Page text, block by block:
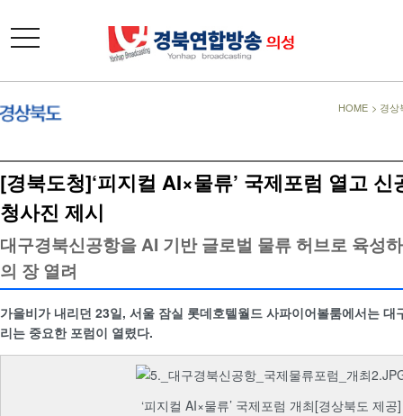
toggle
navigation
HOME > 경상
[경북도청]‘피지컬 AI×물류’ 국제포럼 열고
청사진 제시
대구경북신공항을 AI 기반 글로벌 물류 허브로 육성
의 장 열려
가을비가 내리던 23일, 서울 잠실 롯데호텔월드 사파이어볼룸에서는 대
리는 중요한 포럼이 열렸다.
‘피지컬 AI×물류’ 국제포럼 개최[경상북도 제공]